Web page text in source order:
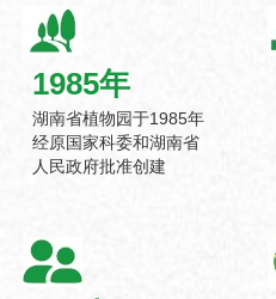
1985年
湖南省植物园于1985年
经原国家科委和湖南省
人民政府批准创建